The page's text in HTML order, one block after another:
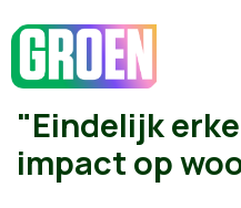
"Eindelijk
impact op